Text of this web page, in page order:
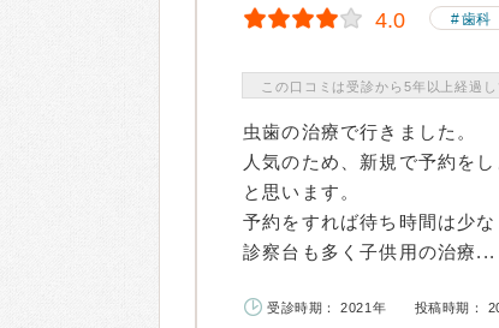
4.0 歯科
この口コミは受診から5年以上経過し
虫歯の治療で行きました。
人気のため、新規で予約を
と思います。
予約をすれば待ち時間は少
診察台も多く子供用の治療...
受診時期： 2021年 投稿時期：